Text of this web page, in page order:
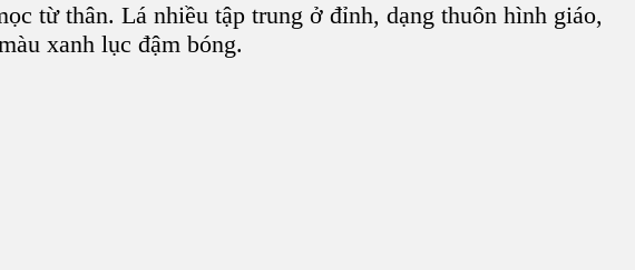
từ thân. Lá nhiều tập trung ở đỉnh, dạng thuôn hình giáo,
xanh lục đậm bóng.